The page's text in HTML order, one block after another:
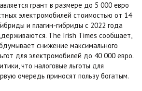
грант в размере до 5 000 евро
электромобилей стоимостью от 14
и плагин-гибриды с 2022 года
The Irish Times сообщает,
снижение максимального
для электромобилей до 40 000 евро.
что налоговые льготы для
очередь приносят пользу богатым.